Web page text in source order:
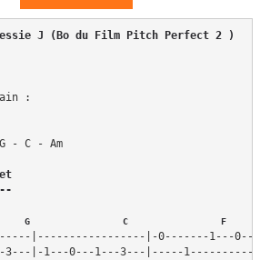
J (Bo du Film Pitch Perfect 2 )
- C - Am
G                 C                 F
|-----------------|-0-------1---0---
3---|-1---0---1---3---|-----1-----------|-